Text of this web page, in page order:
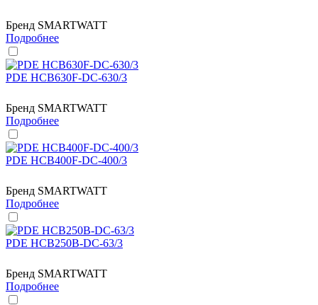
Бренд SMARTWATT
Подробнее
PDE HCB630F-DC-630/3
Бренд SMARTWATT
Подробнее
PDE HCB400F-DC-400/3
Бренд SMARTWATT
Подробнее
PDE HCB250B-DC-63/3
Бренд SMARTWATT
Подробнее